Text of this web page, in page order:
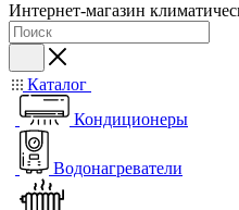
Интернет-магазин
Каталог
Кондиционеры
Водонагреватели